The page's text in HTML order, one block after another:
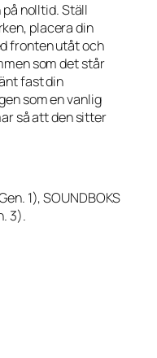
nolltid. Ställ
placera din
fronten utåt och
som det står
fast din
som en vanlig
så att den sitter
1), SOUNDBOKS
3).